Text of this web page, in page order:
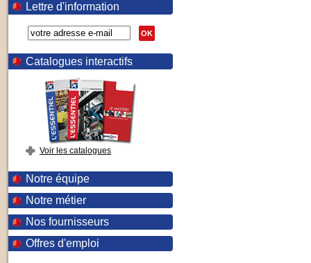
Lettre d'information
OK
Catalogues interactifs
Voir les catalogues
Notre équipe
Notre métier
Nos fournisseurs
Offres d'emploi